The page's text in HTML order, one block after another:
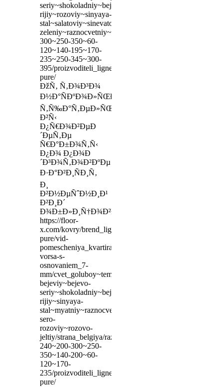
seriy~shokoladniy~bejevo-
rijiy~rozoviy~sinyaya-
stal~salatoviy~sinevato-
zeleniy~raznocvetniy~belosnejniy/strana_belgiya/
300~250-350~60-
120~140-195~170-
235~250-345~300-
395/proizvoditeli_ligne-
pure/
ÐžÑ‚ Ñ‚Ð¾Ð³Ð¾
Ð½Ð°ÑÐºÐ¾Ð»ÑŒÐºÐ¾
Ñ‚Ñ‰Ð°Ñ‚ÐµÐ»ÑŒÐ½Ð¾
Ð²Ñ‹
Ð¿Ñ€Ð¾Ð²ÐµÐ
´ÐµÑ‚Ðµ
Ñ€Ð°Ð±Ð¾Ñ‚Ñ‹
Ð¿Ð¾ Ð¿Ð¾Ð
´Ð³Ð¾Ñ‚Ð¾Ð²ÐºÐµ
Ð·Ð°Ð²Ð¸ÑÐ¸Ñ‚
Ð¸
Ð²Ð½ÐµÑˆÐ½Ð¸Ð¹
Ð²Ð¸Ð´
Ð¾Ð±Ð»Ð¸Ñ†Ð¾Ð²ÐºÐ¸
https://floor-
x.com/kovry/brend_ligne-
pure/vid-
pomescheniya_kvartira/visota-
vorsa-s-
osnovaniem_7-
mm/cvet_goluboy~temno-
bejeviy~bejevo-
seriy~shokoladniy~bejevo-
rijiy~sinyaya-
stal~myatniy~raznocvetniy~belosnejniy~golubo-
sero-
rozoviy~rozovo-
jeltiy/strana_belgiya/razmer_170-
240~200-300~250-
350~140-200~60-
120~170-
235/proizvoditeli_ligne-
pure/